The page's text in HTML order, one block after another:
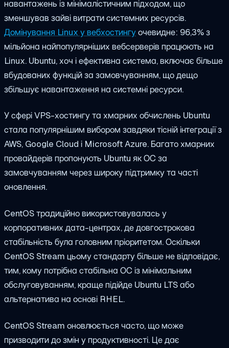
навантажень із мінімалістичним підходом, що
зменшував зайві витрати системних ресурсів.
Домінування Linux у вебхостингуочевидне: 96,3% з
мільйона найпопулярніших вебсерверів працюють на
Linux. Ubuntu, хоч і ефективна система, включає більше
вбудованих функцій за замовчуванням, що дещо
збільшує навантаження на системні ресурси.
У сфері VPS-хостингу та хмарних обчислень Ubuntu
стала популярнішим вибором завдяки тісній інтеграції з
AWS, Google Cloud і Microsoft Azure. Багато хмарних
провайдерів пропонують Ubuntu як ОС за
замовчуванням через широку підтримку та часті
оновлення.
CentOS традиційно використовувалась у
корпоративних дата-центрах, де довгострокова
стабільність була головним пріоритетом. Оскільки
CentOS Stream цьому стандарту більше не відповідає,
тим, кому потрібна стабільна ОС із мінімальним
обслуговуванням, краще підійде Ubuntu LTS або
альтернатива на основі RHEL.
CentOS Stream оновлюється часто, що може
призводити до змін у продуктивності. Це дає